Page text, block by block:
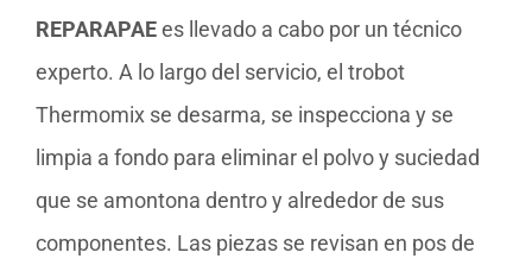
REPARAPAEes llevado a cabo por un técnico
experto. A lo largo del servicio, el trobot
Thermomix se desarma, se inspecciona y se
limpia a fondo para eliminar el polvo y suciedad
que se amontona dentro y alrededor de sus
componentes. Las piezas se revisan en pos de